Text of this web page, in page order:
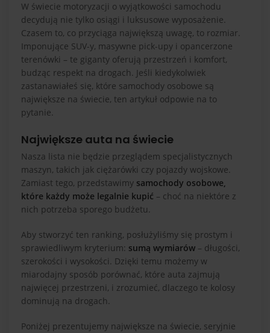
W świecie motoryzacji o wyjątkowości samochodu
decydują nie tylko osiągi i luksusowe wyposażenie.
Czasem to, co przyciąga największą uwagę, to rozmiar.
Imponujące SUV-y, masywne pick-upy i opancerzone
terenówki – te giganty oferują przestrzeń i komfort,
budząc respekt na drogach. Jeśli kiedykolwiek
zastanawiałeś się, które samochody osobowe są
największe na świecie, ten artykuł odpowie na to
pytanie.
Największe auta na świecie
Nasza lista nie będzie przeglądem specjalistycznych
maszyn, takich jak ciężarówki czy pojazdy wojskowe.
Zamiast tego, przedstawimy samochody osobowe,
które każdy może legalnie kupić – choć na niektóre z
nich potrzeba sporego budżetu.
Aby stworzyć ten ranking, posłużyliśmy się prostym i
sprawiedliwym kryterium: sumą wymiarów – długości,
szerokości i wysokości. Dzięki temu możemy w
miarodajny sposób porównać, które auta zajmują
najwięcej przestrzeni, i zrozumieć, dlaczego te kolosy
dominują na drogach.
Poniżej prezentujemy największe na świecie, seryjnie